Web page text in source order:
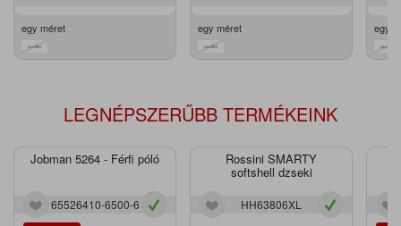
egy méret egy méret egy
LEGNÉPSZERŰBB TERMÉKEINK
Jobman 5264 - Férfi póló
65526410-6500-6
Rossini SMARTY
softshell dzseki
HH63806XL